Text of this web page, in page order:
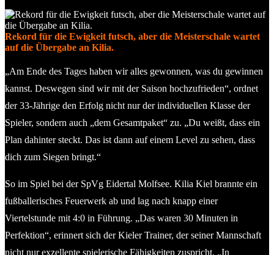
Rekord für die Ewigkeit futsch, aber die Meisterschale wartet
auf die Übergabe an Kilia.
„Am Ende des Tages haben wir alles gewonnen, was du gewinnen
kannst. Deswegen sind wir mit der Saison hochzufrieden“, ordnet
der 33-Jährige den Erfolg nicht nur der individuellen Klasse der
Spieler, sondern auch „dem Gesamtpaket“ zu. „Du weißt, dass ein
Plan dahinter steckt. Das ist dann auf einem Level zu sehen, dass
dich zum Siegen bringt.“
So im Spiel bei der SpVg Eidertal Molfsee. Kilia Kiel brannte ein
fußballerisches Feuerwerk ab und lag nach knapp einer
Viertelstunde mit 4:0 in Führung. „Das waren 30 Minuten in
Perfektion“, erinnert sich der Kieler Trainer, der seiner Mannschaft
nicht nur exzellente spielerische Fähigkeiten zuspricht. „In